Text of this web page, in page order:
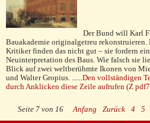
Der Bund will Karl
Bauakademie originalgetreu re­kon­struieren.
Kritiker fin­den das nicht gut – sie fordern
Neuinter­pretation des Baus. Wie falsch sie
Blick auf zwei weltberühmte Ikonen von
und Walter Gropius. ......Den vollständigen
durch Anklicken diese Zeile aufrufen (Z
Seite 7 von 16 Anfang Zurück 4 5